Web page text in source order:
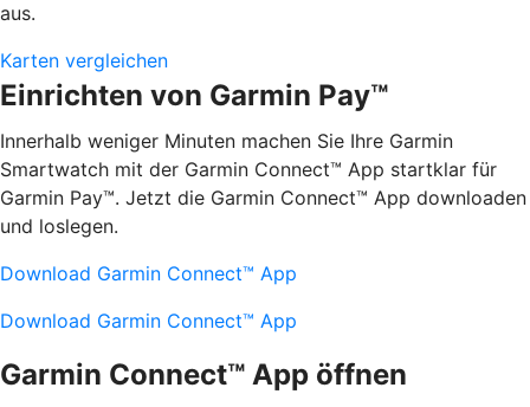
aus.
Karten vergleichen
Einrichten von Garmin Pay™
Innerhalb weniger Minuten machen Sie Ihre Garmin
Smartwatch mit der Garmin Connect™ App startklar für
Garmin Pay™. Jetzt die Garmin Connect™ App downloaden
und loslegen.
Download Garmin Connect™ App
Download Garmin Connect™ App
Garmin Connect™ App öffnen